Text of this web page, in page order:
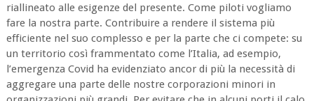
riallineato alle esigenze del presente. Come piloti vogliamo
fare la nostra parte. Contribuire a rendere il sistema più
efficiente nel suo complesso e per la parte che ci compete: su
un territorio così frammentato come l’Italia, ad esempio,
l’emergenza Covid ha evidenziato ancor di più la necessità di
aggregare una parte delle nostre corporazioni minori in